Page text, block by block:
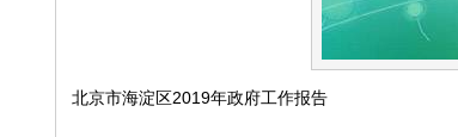
北京市海淀区2019年政府工作报告